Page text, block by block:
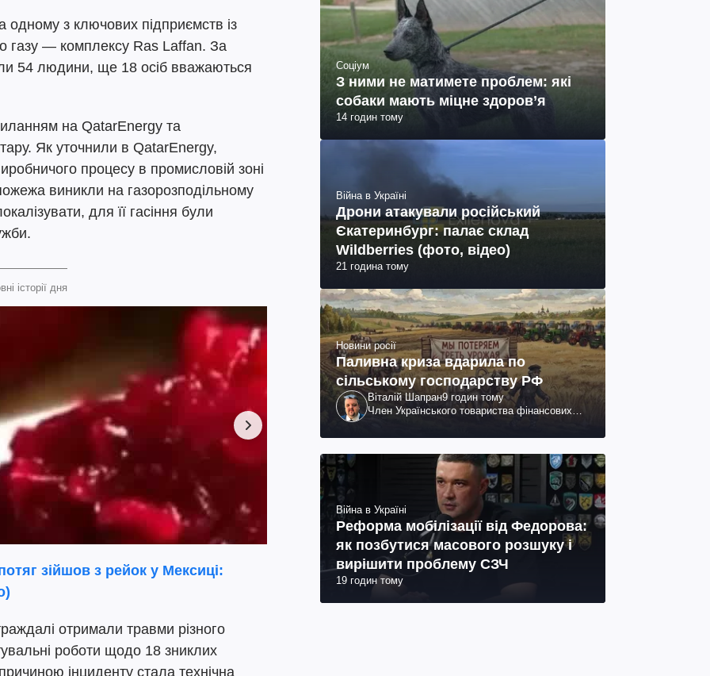
одному з ключових підприємств із
газу — комплексу Ras Laffan. За
54 людини, ще 18 осіб вважаються
на QatarEnergy та
Як уточнили в QatarEnergy,
процесу в промисловій зоні
виникли на газорозподільному
для її гасіння були
історії дня
зійшов з рейок у Мексиці:
отримали травми різного
роботи щодо 18 зниклих
інциденту стала технічна
Соціум
З ними не матимете проблем: які
собаки мають міцне здоров’я
14 годин тому
Війна в Україні
Дрони атакували російський
Єкатеринбург: палає склад
Wildberries (фото, відео)
21 година тому
Новини росії
Паливна криза вдарила по
сільському господарству РФ
Віталій Шапран9 годин тому
Член Українського товариства фінансових
Війна в Україні
Реформа мобілізації від Федорова:
як позбутися масового розшуку і
вирішити проблему СЗЧ
19 годин тому